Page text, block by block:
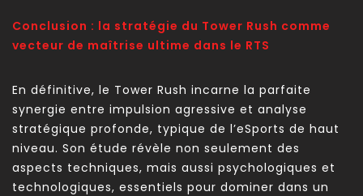
Conclusion : la stratégie du Tower Rush comme
vecteur de maîtrise ultime dans le RTS
En définitive, le Tower Rush incarne la parfaite
synergie entre impulsion agressive et analyse
stratégique profonde, typique de l’eSports de haut
niveau. Son étude révèle non seulement des
aspects techniques, mais aussi psychologiques et
technologiques, essentiels pour dominer dans un